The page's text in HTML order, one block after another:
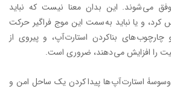
آنها ناموفق می شوند. این بدان معنا نیست که نباید
کرد، و یا نباید به سمت این موج فراگیر حرکت
های بنا کردن استارت آپ، و پیروی از
را افزایش می دهند، ضروری است.
وسوسۀ استارت آپ ها پیدا کردن یک ساحل امن و